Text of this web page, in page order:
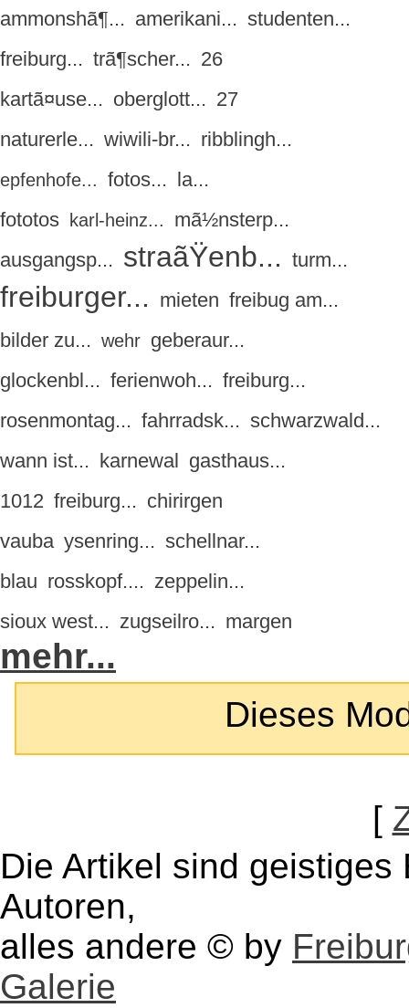
ammonshã¶... amerikani... studenten...
freiburg... trã¶scher... 26
kartã¤use... oberglott... 27
naturerle... wiwili-br... ribblingh...
epfenhofe... fotos... la...
fototos
karl-heinz...
mã½nsterp...
ausgangsp... straãŸenb... turm...
freiburger... mieten freibug am...
bilder zu... wehr geberaur...
glockenbl... ferienwoh... freiburg...
rosenmontag... fahrradsk... schwarzwald...
wann ist... karnewal gasthaus...
1012 freiburg... chirirgen
vauba ysenring... schellnar...
blau rosskopf.... zeppelin...
sioux west... zugseilro... margen
mehr...
Dieses
[
Die Artikel sind
Autoren,
alles andere © by
Galerie